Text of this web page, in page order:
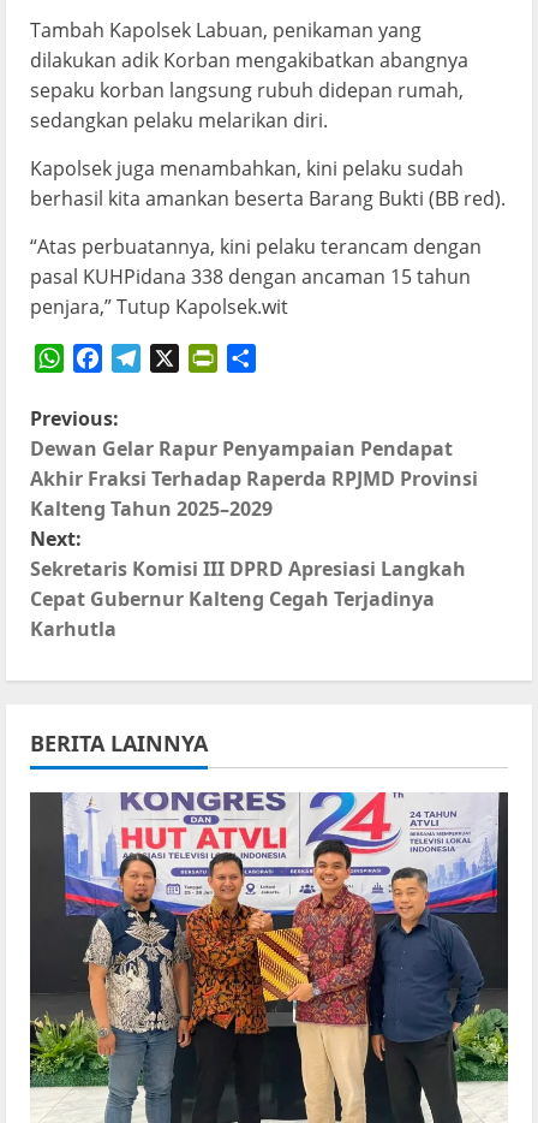
Tambah Kapolsek Labuan, penikaman yang
dilakukan adik Korban mengakibatkan abangnya
sepaku korban langsung rubuh didepan rumah,
sedangkan pelaku melarikan diri.
Kapolsek juga menambahkan, kini pelaku sudah
berhasil kita amankan beserta Barang Bukti (BB red).
“Atas perbuatannya, kini pelaku terancam dengan
pasal KUHPidana 338 dengan ancaman 15 tahun
penjara,” Tutup Kapolsek.wit
P
o
s
t
n
a
v
i
i
o
n
Previous:
Dewan Gelar Rapur Penyampaian Pendapat
Akhir Fraksi Terhadap Raperda RPJMD Provinsi
Kalteng Tahun 2025–2029
Next:
Sekretaris Komisi III DPRD Apresiasi Langkah
Cepat Gubernur Kalteng Cegah Terjadinya
Karhutla
BERITA LAINNYA